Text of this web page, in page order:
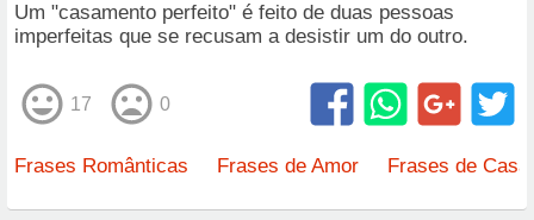
Um "casamento perfeito" é feito de duas pessoas
imperfeitas que se recusam a desistir um do outro.
17 0
Frases Românticas Frases de Amor Frases de